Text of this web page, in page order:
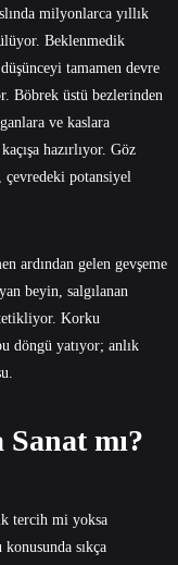
milyonlarca yıllık
Beklenmedik
tamamen devre
Böbrek üstü bezlerinden
ve kaslara
hazırlıyor. Göz
çevredeki potansiyel
ardından gelen gevşeme
beyin, salgılanan
Korku
döngü yatıyor; anlık
mı?
tercih mi yoksa
sıkça